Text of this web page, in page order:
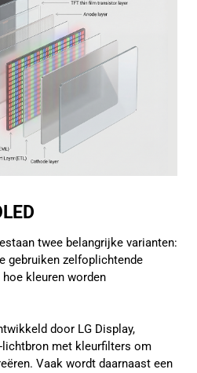
twee belangrijke varianten:
gebruiken zelfoplichtende
kleuren worden
door LG Display,
lichtbron met kleurfilters om
Vaak wordt daarnaast een